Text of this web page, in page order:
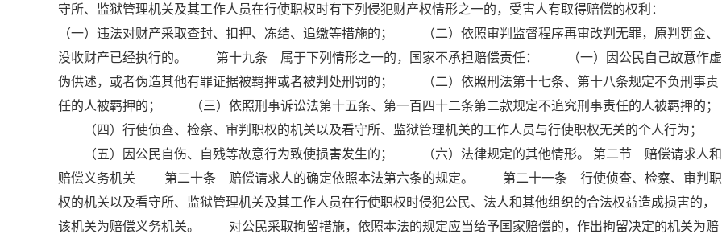
守所、监狱管理机关及其工作人员在行使职权时有下列侵犯财产权情形之一的，受害人有取得赔偿的权利：
（一）违法对财产采取查封、扣押、冻结、追缴等措施的； （二）依照审判监督程序再审改判无罪，原判罚金、
没收财产已经执行的。 第十九条 属于下列情形之一的，国家不承担赔偿责任： （一）因公民自己故意作虚
伪供述，或者伪造其他有罪证据被羁押或者被判处刑罚的； （二）依照刑法第十七条、第十八条规定不负刑事责
任的人被羁押的； （三）依照刑事诉讼法第十五条、第一百四十二条第二款规定不追究刑事责任的人被羁押的；
（四）行使侦查、检察、审判职权的机关以及看守所、监狱管理机关的工作人员与行使职权无关的个人行为；
（五）因公民自伤、自残等故意行为致使损害发生的； （六）法律规定的其他情形。 第二节 赔偿请求人和
赔偿义务机关 第二十条 赔偿请求人的确定依照本法第六条的规定。 第二十一条 行使侦查、检察、审判职
权的机关以及看守所、监狱管理机关及其工作人员在行使职权时侵犯公民、法人和其他组织的合法权益造成损害的，
该机关为赔偿义务机关。 对公民采取拘留措施，依照本法的规定应当给予国家赔偿的，作出拘留决定的机关为赔